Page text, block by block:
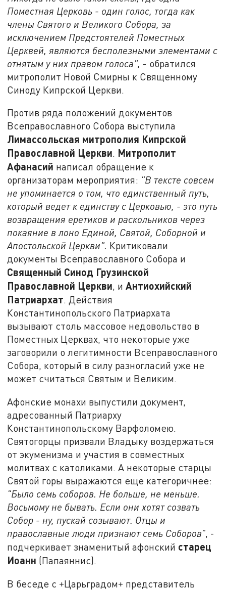
Поместная Церковь - один голос, тогда как
члены Святого и Великого Собора, за
исключением Предстоятелей Поместных
Церквей, являются бесполезными элементами с
отнятым у них правом голоса", - обратился
митрополит Новой Смирны к Священному
Синоду Кипрской Церкви.
Против ряда положений документов
Всеправославного Собора выступила
Лимассольская митрополия Кипрской
Православной Церкви. Митрополит
Афанасий написал обращение к
организаторам мероприятия: "В тексте совсем
не упоминается о том, что единственный путь,
который ведет к единству с Церковью, - это путь
возвращения еретиков и раскольников через
покаяние в лоно Единой, Святой, Соборной и
Апостольской Церкви". Критиковали
документы Всеправославного Собора и
Священный Синод Грузинской
Православной Церкви, и Антиохийский
Патриархат. Действия
Константинопольского Патриархата
вызывают столь массовое недовольство в
Поместных Церквах, что некоторые уже
заговорили о легитимности Всеправославного
Собора, который в силу разногласий уже не
может считаться Святым и Великим.
Афонские монахи выпустили документ,
адресованный Патриарху
Константинопольскому Варфоломею.
Святогорцы призвали Владыку воздержаться
от экуменизма и участия в совместных
молитвах с католиками. А некоторые старцы
Святой горы выражаются еще категоричнее:
"Было семь соборов. Не больше, не меньше.
Восьмому не бывать. Если они хотят созвать
Собор - ну, пускай созывают. Отцы и
православные люди признают семь Соборов", -
подчеркивает знаменитый афонский старец
Иоанн (Папаяннис).
В беседе с +Царьградом+ представитель